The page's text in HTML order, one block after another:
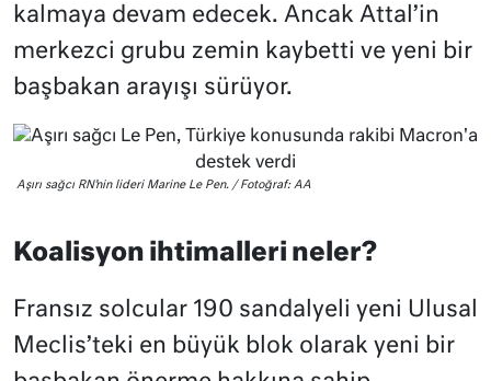
kalmaya devam edecek. Ancak Attal’in
merkezci grubu zemin kaybetti ve yeni bir
başbakan arayışı sürüyor.
Aşırı sağcı RN’nin lideri Marine Le Pen. / Fotoğraf: AA
Koalisyon ihtimalleri neler?
Fransız solcular 190 sandalyeli yeni Ulusal
Meclis’teki en büyük blok olarak yeni bir